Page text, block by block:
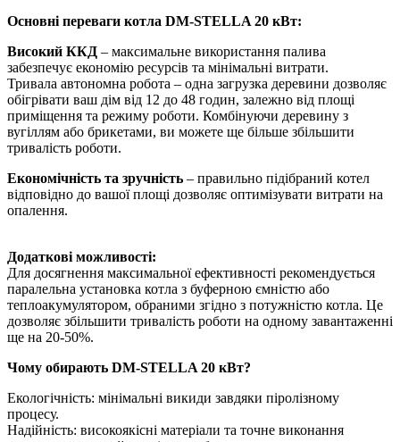
Основні переваги котла DM-STELLA 20 кВт:
Високий ККД – максимальне використання палива
забезпечує економію ресурсів та мінімальні витрати.
Тривала автономна робота – одна загрузка деревини дозволяє
обігрівати ваш дім від 12 до 48 годин, залежно від площі
приміщення та режиму роботи. Комбінуючи деревину з
вугіллям або брикетами, ви можете ще більше збільшити
тривалість роботи.
Економічність та зручність – правильно підібраний котел
відповідно до вашої площі дозволяє оптимізувати витрати на
опалення.
Додаткові можливості:
Для досягнення максимальної ефективності рекомендується
паралельна установка котла з буферною ємністю або
теплоакумулятором, обраними згідно з потужністю котла. Це
дозволяє збільшити тривалість роботи на одному завантаженні
ще на 20-50%.
Чому обирають DM-STELLA 20 кВт?
Екологічність: мінімальні викиди завдяки піролізному
процесу.
Надійність: високоякісні матеріали та точне виконання